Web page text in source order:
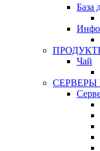
База
Чай
СЕРВЕРЫ